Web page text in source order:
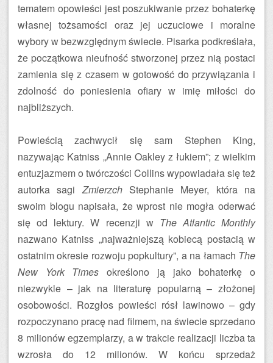
tematem opowieści jest poszukiwanie przez bohaterkę
własnej tożsamości oraz jej uczuciowe i moralne
wybory w bezwzględnym świecie. Pisarka podkreślała,
że początkowa nieufność stworzonej przez nią postaci
zamienia się z czasem w gotowość do przywiązania i
zdolność do poniesienia ofiary w imię miłości do
najbliższych.
Powieścią zachwycił się sam Stephen King,
nazywając Katniss „Annie Oakley z łukiem”; z wielkim
entuzjazmem o twórczości Collins wypowiadała się też
autorka sagiZmierzchStephanie Meyer, która na
swoim blogu napisała, że wprost nie mogła oderwać
się od lektury. W recenzji w The Atlantic Monthly
nazwano Katniss „najważniejszą kobiecą postacią w
ostatnim okresie rozwoju popkultury”, a na łamach The
New York Times określono ją jako bohaterkę o
niezwykle – jak na literaturę popularną – złożonej
osobowości. Rozgłos powieści rósł lawinowo – gdy
rozpoczynano pracę nad filmem, na świecie sprzedano
8 milionów egzemplarzy, a w trakcie realizacji liczba ta
wzrosła do 12 milionów. W końcu sprzedaż